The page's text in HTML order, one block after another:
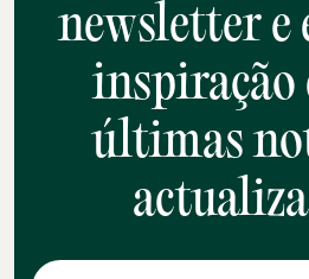
newsletter e
inspiração
últimas